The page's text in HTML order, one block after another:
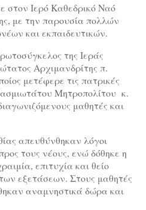
στον Ιερό Καθεδρικό Ναό
με την παρουσία πολλών
και εκπαιδευτικών.
της Ιεράς
Αρχιμανδρίτης π.
μετέφερε τις πατρικές
Μητροπολίτου κ.
μαθητές και
απευθύνθηκαν λόγοι
τους νέους, ενώ δόθηκε η
επιτυχία και θείο
εξετάσεων. Στους μαθητές
αναμνηστικά δώρα και